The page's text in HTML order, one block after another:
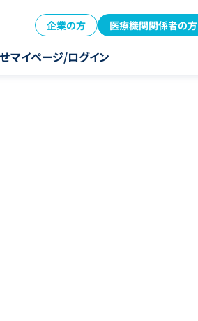
企業の方 医療機関関係者の方
マイページ/ログイン